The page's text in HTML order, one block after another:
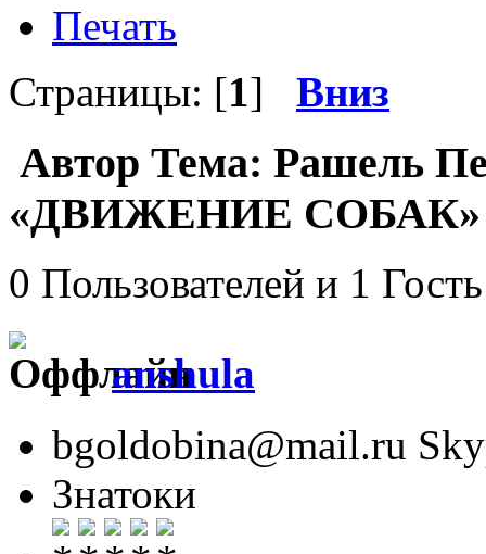
Печать
Страницы: [1] Вниз
Автор Тема: Рашель
«ДВИЖЕНИЕ СОБАК»
0 Пользователей и 1
anshula
bgoldobina@mail.ru
Знатоки